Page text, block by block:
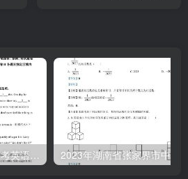
浙江省宁波市2021年中考英语试题（含答案）